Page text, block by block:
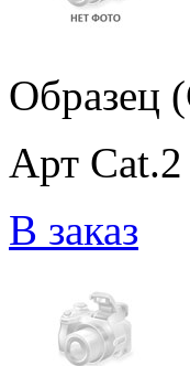
Образец
Арт
В заказ